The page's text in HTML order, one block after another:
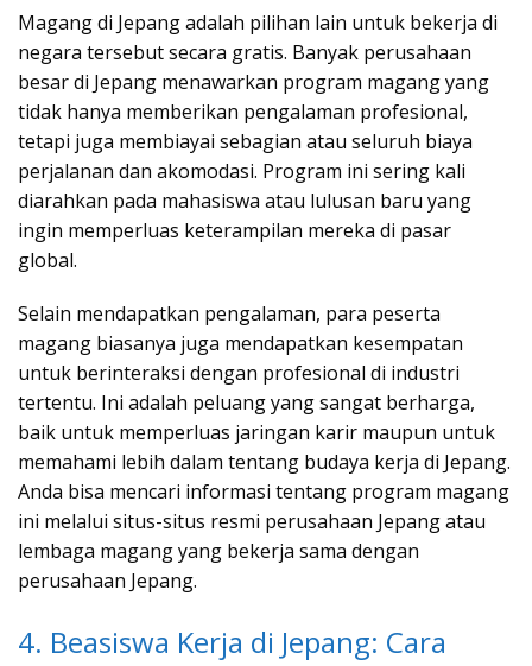
Magang di Jepang adalah pilihan lain untuk bekerja di
negara tersebut secara gratis. Banyak perusahaan
besar di Jepang menawarkan program magang yang
tidak hanya memberikan pengalaman profesional,
tetapi juga membiayai sebagian atau seluruh biaya
perjalanan dan akomodasi. Program ini sering kali
diarahkan pada mahasiswa atau lulusan baru yang
ingin memperluas keterampilan mereka di pasar
global.
Selain mendapatkan pengalaman, para peserta
magang biasanya juga mendapatkan kesempatan
untuk berinteraksi dengan profesional di industri
tertentu. Ini adalah peluang yang sangat berharga,
baik untuk memperluas jaringan karir maupun untuk
memahami lebih dalam tentang budaya kerja di Jepang.
Anda bisa mencari informasi tentang program magang
ini melalui situs-situs resmi perusahaan Jepang atau
lembaga magang yang bekerja sama dengan
perusahaan Jepang.
4. Beasiswa Kerja di Jepang: Cara